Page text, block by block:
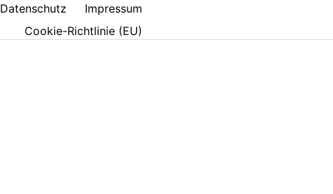
Datenschutz
Impressum
Cookie-Richtlinie (EU)